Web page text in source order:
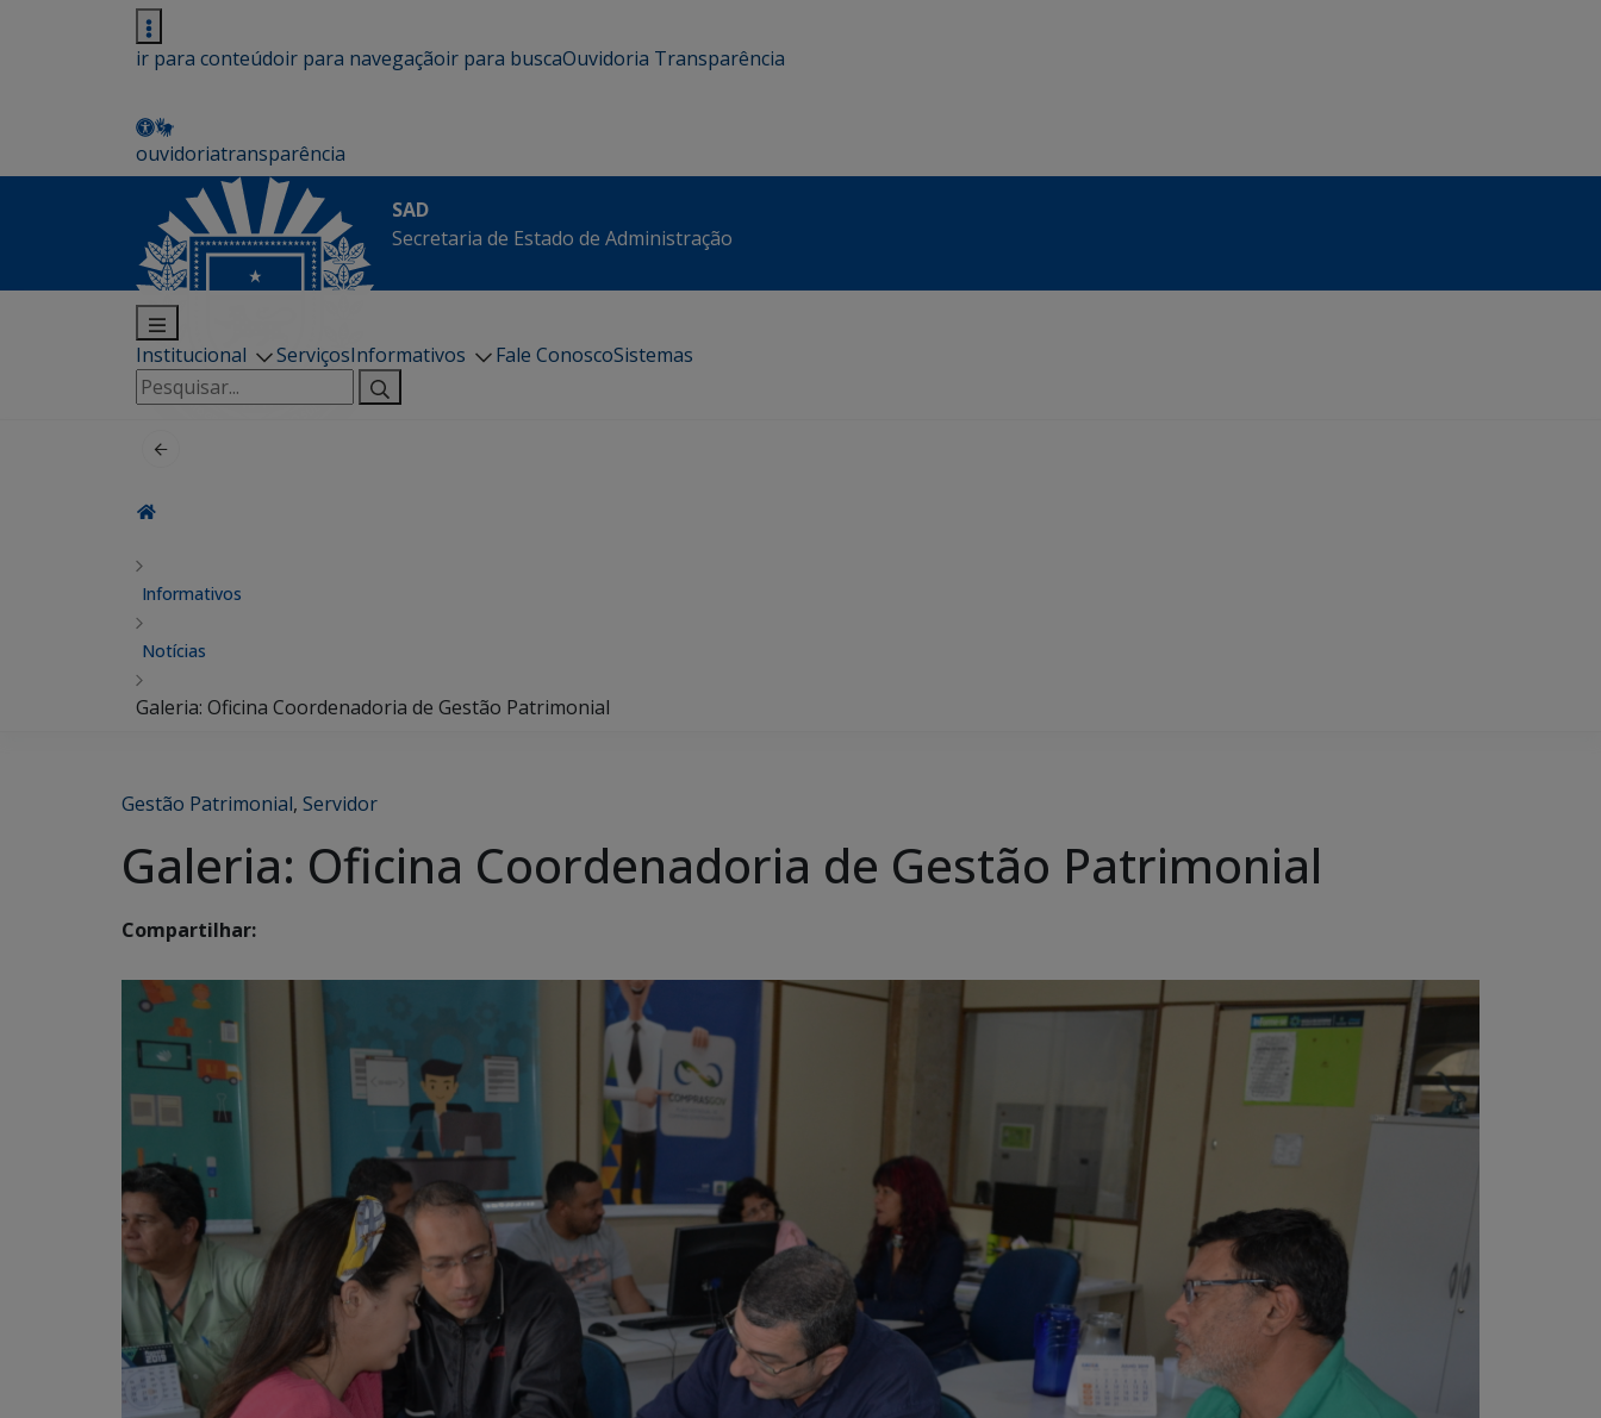
ir para conteúdoir para navegaçãoir para buscaOuvidoria Transparência
ouvidoriatransparência
SAD
Secretaria de Estado de Administração
Institucional ServiçosInformativos Fale ConoscoSistemas
Pesquisar
por:
Informativos
Notícias
Galeria: Oficina Coordenadoria de Gestão Patrimonial
Gestão Patrimonial, Servidor
Galeria: Oficina Coordenadoria de Gestão Patrimonial
Compartilhar: